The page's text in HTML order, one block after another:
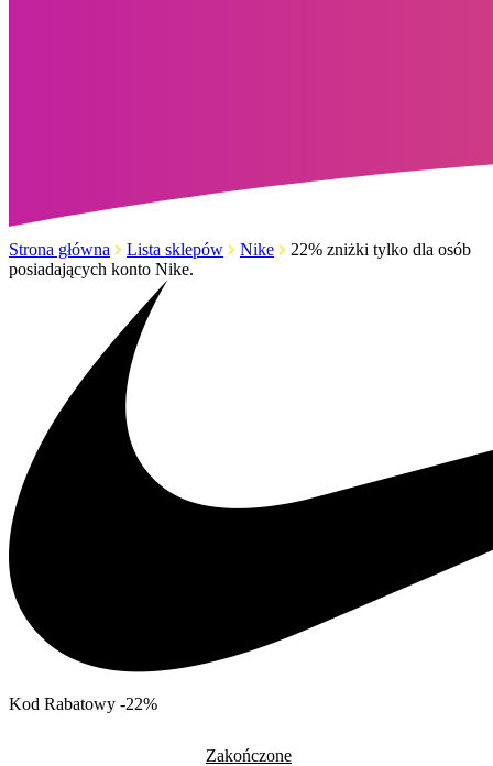
Strona główna Lista sklepów Nike
22% zniżki tylko dla osób
posiadających konto Nike.
Kod Rabatowy -22%
Zakończone